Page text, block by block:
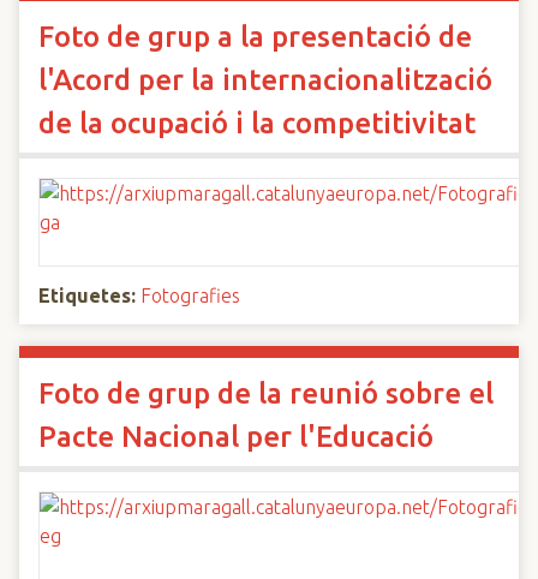
Foto de grup a la presentació de
l'Acord per la internacionalització
de la ocupació i la competitivitat
Etiquetes: Fotografies
Foto de grup de la reunió sobre el
Pacte Nacional per l'Educació